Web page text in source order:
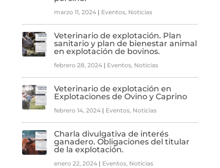
marzo 11, 2024| Eventos, Noticias
Veterinario de explotación. Plan
sanitario y plan de bienestar animal
en explotación de bovinos.
febrero 28, 2024| Eventos, Noticias
Veterinario de explotación en
Explotaciones de Ovino y Caprino
febrero 14, 2024| Eventos, Noticias
Charla divulgativa de interés
ganadero. Obligaciones del titular
de la explotación.
enero 22, 2024| Eventos, Noticias